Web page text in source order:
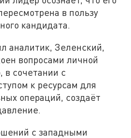
в пользу
кандидата.
аналитик, Зеленский,
вопросами личной
в сочетании с
к ресурсам для
операций, создаёт
с западными